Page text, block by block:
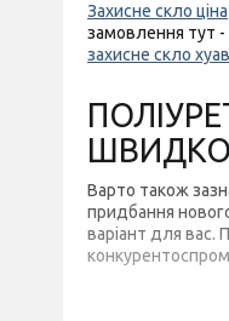
Захисне скло ціна
замовлення тут -
захисне скло
Варто також
придбання
варіант для вас.